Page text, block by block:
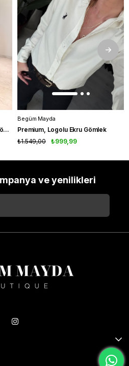
İçi Astarlı , Kuşaklı , Siyah Deri Gömlek
Begüm Mayda
Premium, Logolu Ekru Gömlek
₺999,99
₺1.549,00
ve yenilikleri